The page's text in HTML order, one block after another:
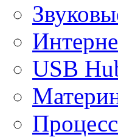
USB